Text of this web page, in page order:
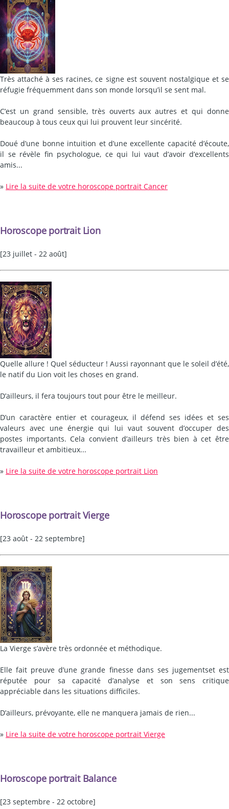
Très attaché à ses racines, ce signe est souvent nostalgique et se
réfugie fréquemment dans son monde lorsqu’il se sent mal.
C’est un grand sensible, très ouverts aux autres et qui donne
beaucoup à tous ceux qui lui prouvent leur sincérité.
Doué d’une bonne intuition et d’une excellente capacité d’écoute,
il se révèle fin psychologue, ce qui lui vaut d’avoir d’excellents
amis...
» Lire la suite de votre horoscope portrait Cancer
Horoscope portrait Lion
[23 juillet - 22 août]
Quelle allure ! Quel séducteur ! Aussi rayonnant que le soleil d’été,
le natif du Lion voit les choses en grand.
D’ailleurs, il fera toujours tout pour être le meilleur.
D’un caractère entier et courageux, il défend ses idées et ses
valeurs avec une énergie qui lui vaut souvent d’occuper des
postes importants. Cela convient d’ailleurs très bien à cet être
travailleur et ambitieux...
» Lire la suite de votre horoscope portrait Lion
Horoscope portrait Vierge
[23 août - 22 septembre]
La Vierge s’avère très ordonnée et méthodique.
Elle fait preuve d’une grande finesse dans ses jugementset est
réputée pour sa capacité d’analyse et son sens critique
appréciable dans les situations difficiles.
D’ailleurs, prévoyante, elle ne manquera jamais de rien...
» Lire la suite de votre horoscope portrait Vierge
Horoscope portrait Balance
[23 septembre - 22 octobre]